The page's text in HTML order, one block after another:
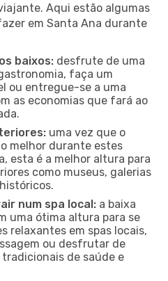
Aqui estão algumas
em Santa Ana durante
baixos: desfrute de uma
faça um
ou entregue-se a uma
as economias que fará ao
uma vez que o
melhor durante estes
esta é a melhor altura para
como museus, galerias
num spa local: a baixa
uma ótima altura para se
relaxantes em spas locais,
ou desfrutar de
de saúde e